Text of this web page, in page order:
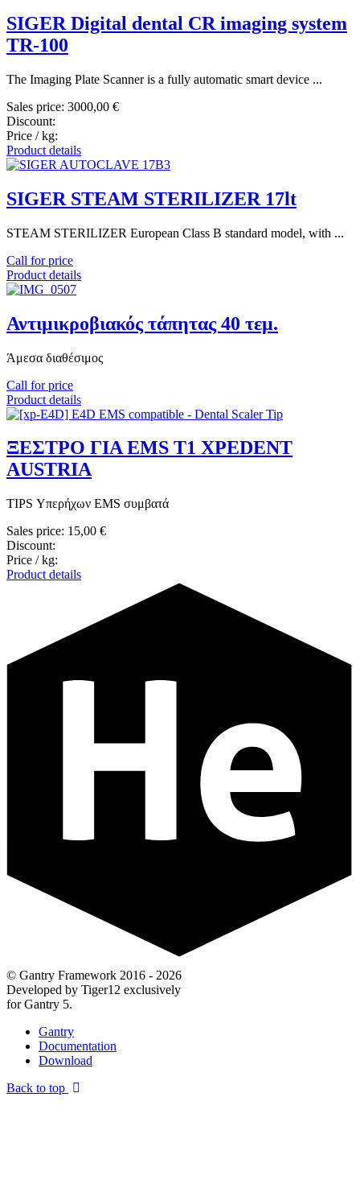
SIGER Digital dental CR imaging system
TR-100
The Imaging Plate Scanner is a fully automatic smart device ...
Sales price: 3000,00 €
Discount:
Price / kg:
Product details
SIGER STEAM STERILIZER 17lt
STEAM STERILIZER European Class B standard model, with ...
Call for price
Product details
Αντιμικροβιακός τάπητας 40 τεμ.
Άμεσα διαθέσιμος
Call for price
Product details
ΞΕΣΤΡΟ ΓΙΑ EMS T1 XPEDENT
AUSTRIA
TIPS Υπερήχων EMS συμβατά
Sales price: 15,00 €
Discount:
Price / kg:
Product details
© Gantry Framework 2016 - 2026
Developed by Tiger12 exclusively
for Gantry 5.
Gantry
Documentation
Download
Back to top